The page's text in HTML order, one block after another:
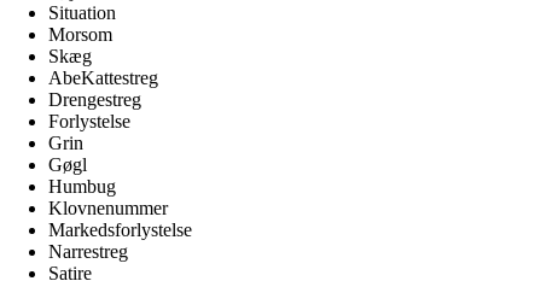
Situation
Morsom
Skæg
AbeKattestreg
Drengestreg
Forlystelse
Grin
Gøgl
Humbug
Klovnenummer
Markedsforlystelse
Narrestreg
Satire